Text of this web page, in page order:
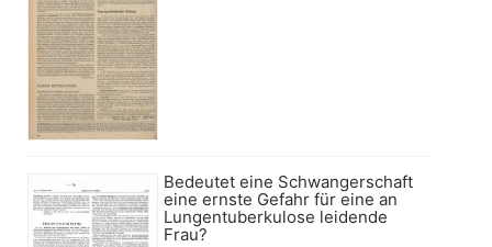
Bedeutet eine Schwangerschaft
eine ernste Gefahr für eine an
Lungentuberkulose leidende
Frau?